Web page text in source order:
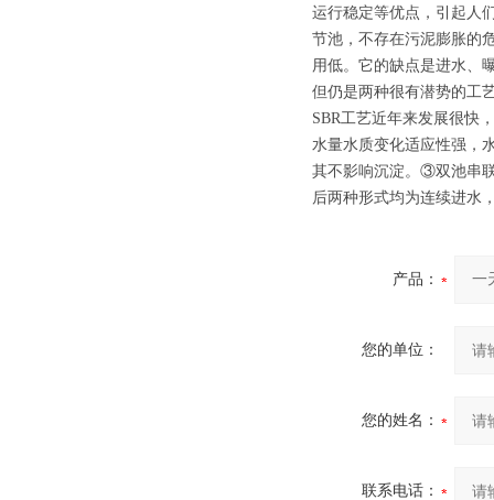
运行稳定等优点，引起人
节池，不存在污泥膨胀的
用低。它的缺点是进水、
但仍是两种很有潜势的工
SBR工艺近年来发展很快
水量水质变化适应性强，
其不影响沉淀。③双池串
后两种形式均为连续进水
产品：
您的单位：
您的姓名：
联系电话：